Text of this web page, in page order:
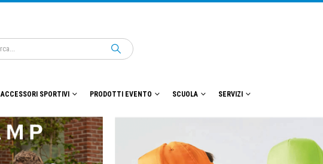
ACCESSORI SPORTIVI PRODOTTI EVENTO SCUOLA SERVIZI